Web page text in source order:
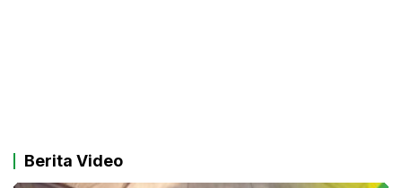
Berita Video